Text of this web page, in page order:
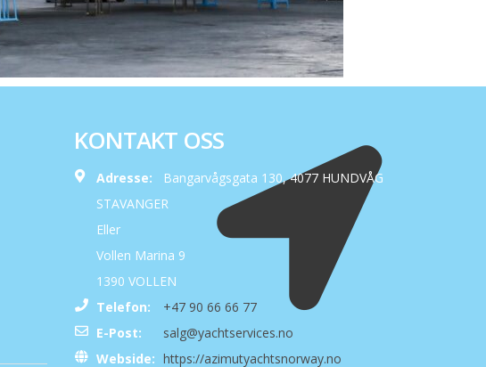
KONTAKT OSS
Adresse:
Bangarvågsgata 130, 4077 HUNDVÅG
STAVANGER
Eller
Vollen Marina 9
1390 VOLLEN
Telefon:
+47 90 66 66 77
E-Post:
salg@yachtservices.no
Webside: https://azimutyachtsnorway.no